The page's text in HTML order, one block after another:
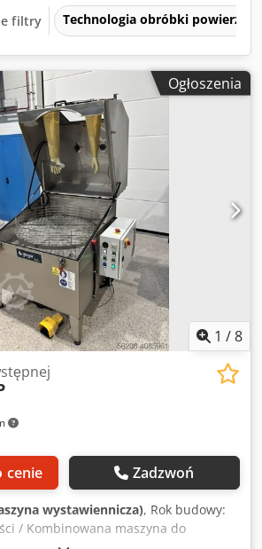
filtry Technologia obróbki
Ogłoszenia
1 /8
cenie Zadzwoń
wystawiennicza), Rok budowy:
/ Kombinowana maszyna do